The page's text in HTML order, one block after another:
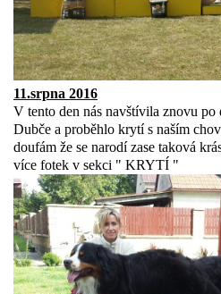
11.srpna 2016
V tento den nás navštívila znovu
Dubče a proběhlo krytí s naším
doufám že se narodí zase taková
více fotek v sekci " KRYTÍ "